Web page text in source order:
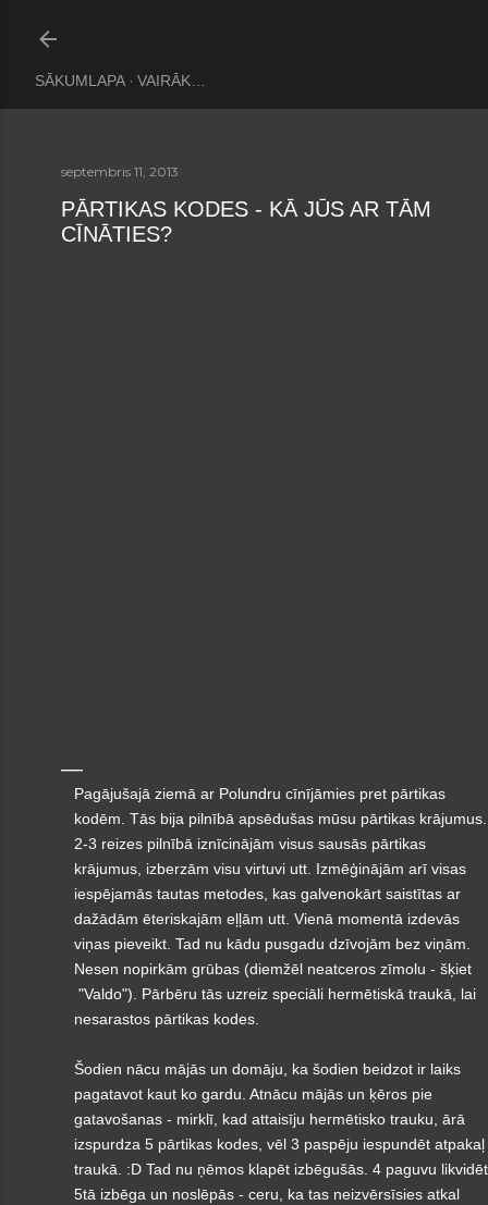
SĀKUMLAPA VAIRĀK…
septembris 11, 2013
PĀRTIKAS KODES - KĀ JŪS AR TĀM
CĪNĀTIES?
Pagājušajā ziemā ar Polundru cīnījāmies pret pārtikas
kodēm. Tās bija pilnībā apsēdušas mūsu pārtikas krājumus.
2-3 reizes pilnībā iznīcinājām visus sausās pārtikas
krājumus, izberzām visu virtuvi utt. Izmēģinājām arī visas
iespējamās tautas metodes, kas galvenokārt saistītas ar
dažādām ēteriskajām eļļām utt. Vienā momentā izdevās
viņas pieveikt. Tad nu kādu pusgadu dzīvojām bez viņām.
Nesen nopirkām grūbas (diemžēl neatceros zīmolu - šķiet
"Valdo"). Pārbēru tās uzreiz speciāli hermētiskā traukā, lai
nesarastos pārtikas kodes.
Šodien nācu mājās un domāju, ka šodien beidzot ir laiks
pagatavot kaut ko gardu. Atnācu mājās un ķēros pie
gatavošanas - mirklī, kad attaisīju hermētisko trauku, ārā
izspurdza 5 pārtikas kodes, vēl 3 paspēju iespundēt atpakaļ
traukā. :D Tad nu ņēmos klapēt izbēgušās. 4 paguvu
5tā izbēga un noslēpās - ceru, ka tas neizvērsīsies atkal